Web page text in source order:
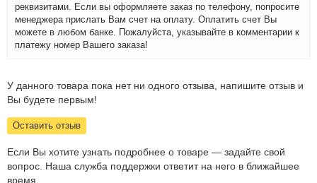
реквизитами. Если вы оформляете заказ по телефону, попросите
менеджера прислать Вам счет на оплату. Оплатить счет Вы
можете в любом банке. Пожалуйста, указывайте в комментарии к
платежу номер Вашего заказа!
У данного товара пока нет ни одного отзыва, напишите отзыв и
Вы будете первым!
Оставить отзыв
Если Вы хотите узнать подробнее о товаре — задайте свой
вопрос. Наша служба поддержки ответит на него в ближайшее
время.